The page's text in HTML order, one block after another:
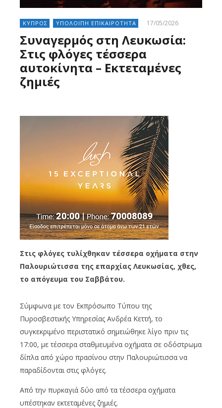
ΚΥΠΡΟΣ ΥΠΟΛΟΙΠΗ ΕΠΙΚΑΙΡΟΤΗΤΑ 17/05/2026
Συναγερμός στη Λευκωσία:
Στις φλόγες τέσσερα
αυτοκίνητα – Εκτεταμένες
ζημιές
Στις φλόγες τυλίχθηκαν τέσσερα οχήματα στην
Παλουριώτισσα της επαρχίας Λευκωσίας, χθες,
το απόγευμα του Σαββάτου.
Σύμφωνα με τον Εκπρόσωπο Τύπου της
Πυροσβεστικής Υπηρεσίας Ανδρέα Κεττή, το
συγκεκριμένο περιστατικό σημειώθηκε λίγο πριν τις
17:00, με τέσσερα σταθμευμένα οχήματα σε οδόστρωμα
δίπλα από χώρο πρασίνου στην Παλουριώτισσα να
παραδίδονται στις φλόγες.
Από την πυρκαγιά δύο από τα τέσσερα οχήματα
υπέστηκαν εκτεταμένες ζημιές.